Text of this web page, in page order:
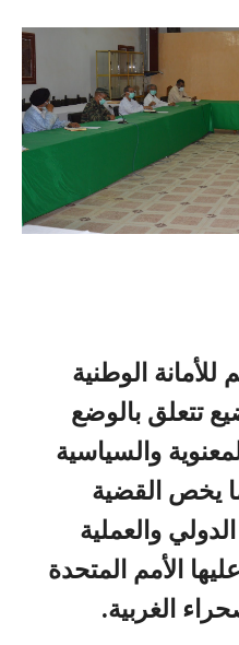
للأمانة الوطنية
تتعلق بالوضع
والسياسية
يخص القضية
والعملية
الأمم المتحدة
الغربية.